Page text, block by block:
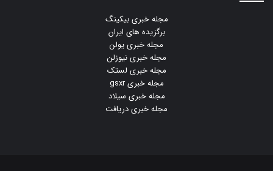
مجله خبری بیکینگ
برگزیده های ایران
مجله خبری یولن
مجله خبری نیوزلن
مجله خبری لستک
مجله خبری gsxr
مجله خبری سیلاد
مجله خبری دریافت